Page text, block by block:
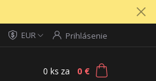
EUR Prihlásenie
0 ks za 0 €